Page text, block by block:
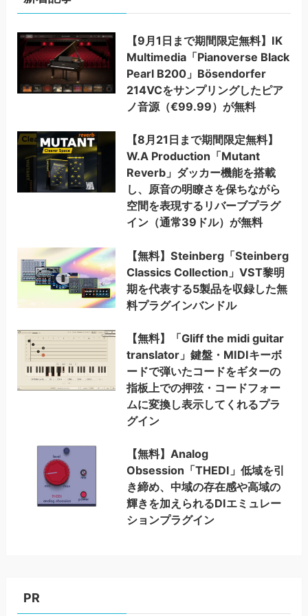
【9月1日まで期間限定無料】IK
Multimedia「Pianoverse Black
Pearl B200」Bösendorfer
214VCをサンプリングしたピア
ノ音源（€99.99）が無料
【8月21日まで期間限定無料】
W.A Production「Mutant
Reverb」ダッカー機能を搭載
し、原音の明瞭さを保ちながら
空間を表現するリバーブプラグ
イン（通常39ドル）が無料
【無料】Steinberg「Steinberg
Classics Collection」VST黎明
期を代表する5製品を収録した無
料プラグインバンドル
【無料】「Gliff the midi guitar
translator」鍵盤・MIDIキーボ
ードで弾いたコードをギターの
指板上での押弦・コードフォー
ムに変換し表示してくれるプラ
グイン
【無料】Analog
Obsession「THEDI」低域を引
き締め、中域の存在感や高域の
輝きを加えられるDIエミュレー
ションプラグイン
PR